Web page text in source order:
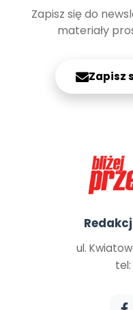
Zapisz się do
materiały
Zapisz
ul.
tel: